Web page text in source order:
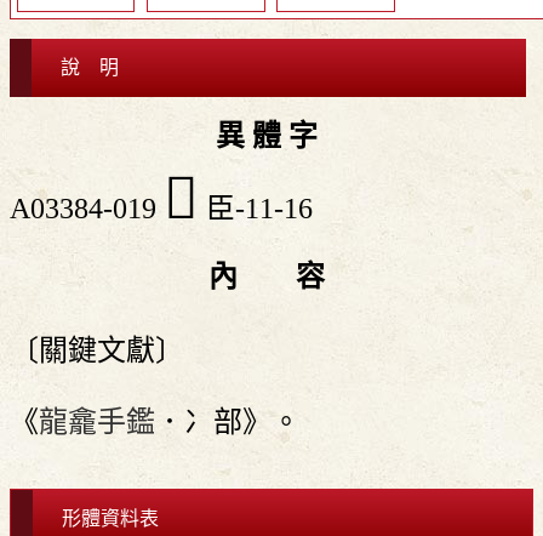
說 明
異 體 字
A03384-019 󴶤 臣-11-16
內 容
〔關鍵文獻〕
《龍龕手鑑 ．冫部》。
形體資料表